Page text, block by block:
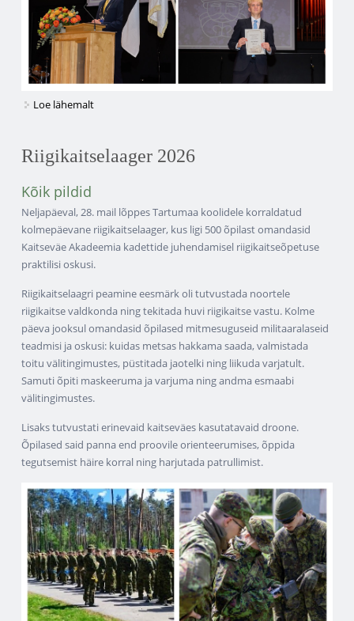
Loe lähemalt
Riigikaitselaager 2026
Kõik pildid
Neljapäeval, 28. mail lõppes Tartumaa koolidele korraldatud
kolmepäevane riigikaitselaager, kus ligi 500 õpilast omandasid
Kaitseväe Akadeemia kadettide juhendamisel riigikaitseõpetuse
praktilisi oskusi.
Riigikaitselaagri peamine eesmärk oli tutvustada noortele
riigikaitse valdkonda ning tekitada huvi riigikaitse vastu. Kolme
päeva jooksul omandasid õpilased mitmesuguseid militaaralaseid
teadmisi ja oskusi: kuidas metsas hakkama saada, valmistada
toitu välitingimustes, püstitada jaotelki ning liikuda varjatult.
Samuti õpiti maskeeruma ja varjuma ning andma esmaabi
välitingimustes.
Lisaks tutvustati erinevaid kaitseväes kasutatavaid droone.
Õpilased said panna end proovile orienteerumises, õppida
tegutsemist häire korral ning harjutada patrullimist.